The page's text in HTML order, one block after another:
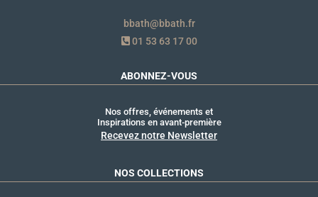
bbath@bbath.fr
01 53 63 17 00
ABONNEZ-VOUS
Nos offres, événements et
Inspirations en avant-première
Recevez notre Newsletter
NOS COLLECTIONS